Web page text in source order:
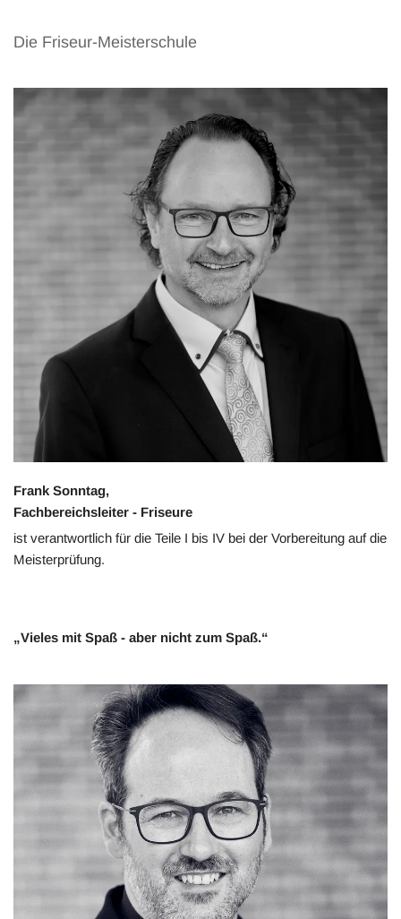
Die Friseur-Meisterschule
Frank Sonntag,
Fachbereichsleiter - Friseure
ist verantwortlich für die Teile I bis IV bei der Vorbereitung auf die
Meisterprüfung.
„Vieles mit Spaß - aber nicht zum Spaß.“